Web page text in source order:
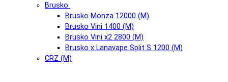
Brusko
Brusko Monza 12000 (М)
Brusko Vini 1400 (М)
Brusko Vini x2 2800 (М)
Brusko x Lanavape Split S 1200 (М)
CRZ (М)